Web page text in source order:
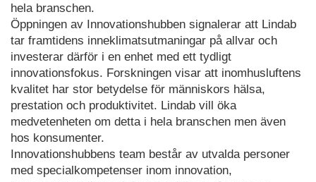
hela branschen.
Öppningen av Innovationshubben signalerar att Lindab
tar framtidens inneklimatsutmaningar på allvar och
investerar därför i en enhet med ett tydligt
innovationsfokus. Forskningen visar att inomhusluftens
kvalitet har stor betydelse för människors hälsa,
prestation och produktivitet. Lindab vill öka
medvetenheten om detta i hela branschen men även
hos konsumenter.
Innovationshubbens team består av utvalda personer
med specialkompetenser inom innovation,